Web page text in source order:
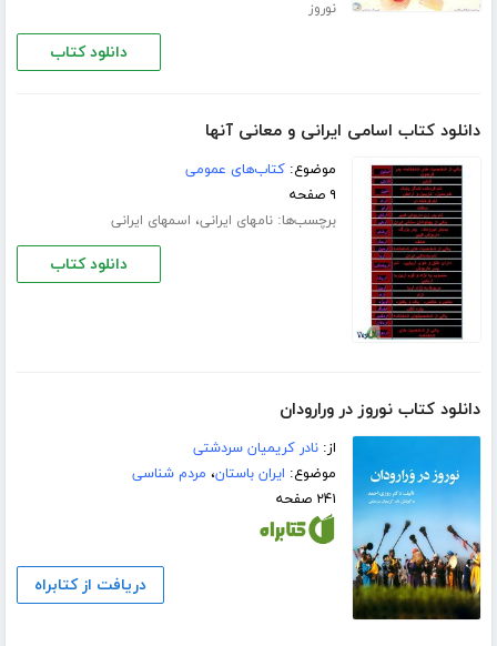
نوروز
دانلود کتاب
دانلود کتاب اسامی ایرانی و معانی آنها
موضوع:کتاب‌های عمومی
۹ صفحه
برچسب‌ها:نامهای ایرانی، اسمهای ایرانی
دانلود کتاب
دانلود کتاب نوروز در ورارودان
از:نادر کریمیان سردشتی
موضوع: ایران باستان، مردم شناسی
۲۴۱ صفحه
دریافت از کتابراه